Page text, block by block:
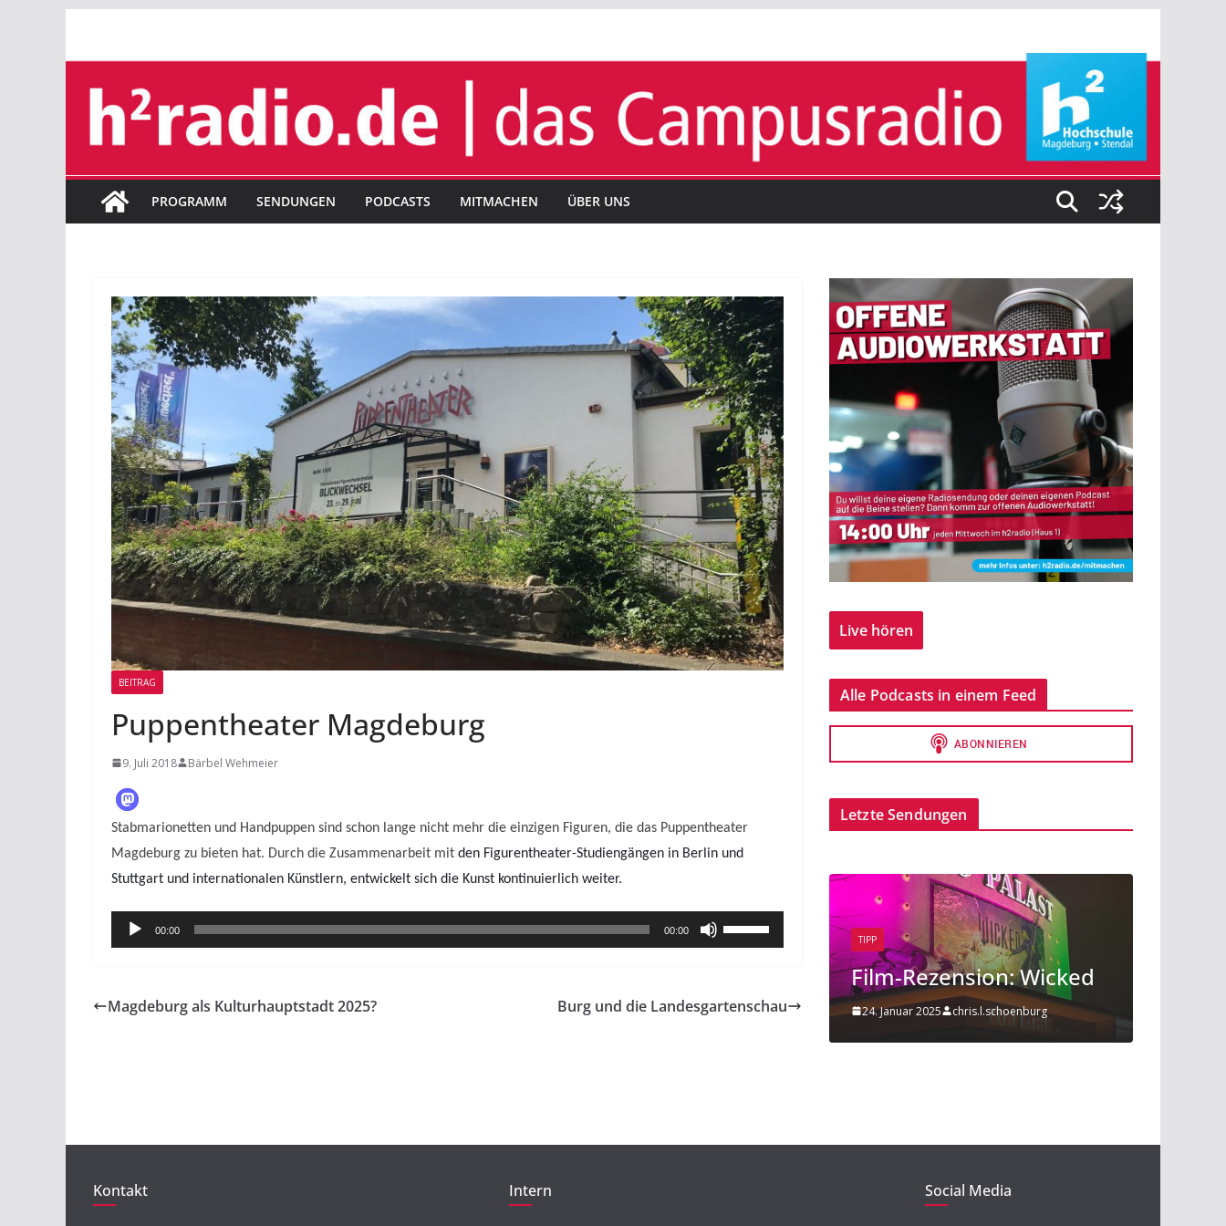
PROGRAMM SENDUNGEN PODCASTS MITMACHEN ÜBER UNS
BEITRAG
Puppentheater Magdeburg
9. Juli 2018 Bärbel Wehmeier
Stabmarionetten und Handpuppen sind schon lange nicht mehr die einzigen Figuren, die das Puppentheater
Magdeburg zu bieten hat. Durch die Zusammenarbeit mit den Figurentheater-Studiengängen in Berlin und
Stuttgart und internationalen Künstlern, entwickelt sich die Kunst kontinuierlich weiter.
Audio-
Player
00:00 00:00
Pfeiltasten
Hoch/Runter
um
Magdeburg als Kulturhauptstadt 2025? Burg und die Landesgartenschau
Live hören
Alle Podcasts in einem Feed
Letzte Sendungen
BEITRAG TIPP
Beleidigung,
Ausgrenzung,
Machtmissbrauch –
Tabuthema Sexualisierte
23. Mai 2018 Jytte Grieger
Film-Rezension: Wicked
24. Januar 2025 chris.l.schoenburg
Kontakt Intern Social Media